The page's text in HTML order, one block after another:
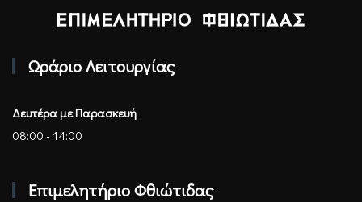
Ωράριο Λειτουργίας
Δευτέρα με Παρασκευή
08:00 - 14:00
Επιμελητήριο Φθιώτιδας